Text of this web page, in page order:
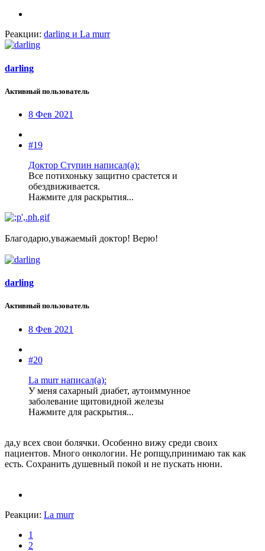
Реакции: darling и La murr
darling
Активный пользователь
8 Фев 2021
#19
Доктор Ступин написал(а):
Все потихоньку защитно срастется и
обездвиживается.
Нажмите для раскрытия...
Благодарю,уважаемый доктор! Верю!
darling
Активный пользователь
8 Фев 2021
#20
La murr написал(а):
У меня сахарный диабет, аутоиммунное
заболевание щитовидной железы
Нажмите для раскрытия...
да,у всех свои болячки. Особенно вижу среди своих
пациентов. Много онкологии. Не ропщу,принимаю так как
есть. Сохранить душевный покой и не пускать нюни.
Реакции: La murr
1
2